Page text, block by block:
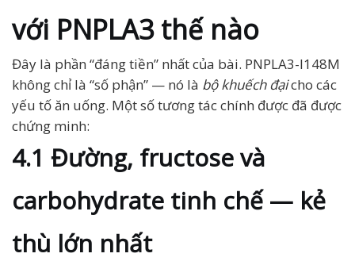
với PNPLA3 thế nào
Đây là phần “đáng tiền” nhất của bài. PNPLA3-I148M
không chỉ là “số phận” — nó là bộ khuếch đạicho các
yếu tố ăn uống. Một số tương tác chính được đã được
chứng minh:
4.1 Đường, fructose và
carbohydrate tinh chế — kẻ
thù lớn nhất